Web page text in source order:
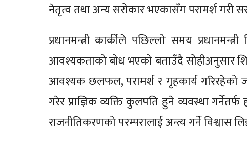
नेतृत्व तथा अन्य सरोकार भएकासँग परामर्श गरी
प्रधानमन्त्री कार्कीले पछिल्लो समय
आवश्यकताको बोध भएको बताउँदै सोहीअनुसार
आवश्यक छलफल, परामर्श र गृहकार्य गरिरहेको
गरेर प्राज्ञिक व्यक्ति कुलपति हुने व्यवस्था
राजनीतिकरणको परम्परालाई अन्त्य गर्ने विश्वास